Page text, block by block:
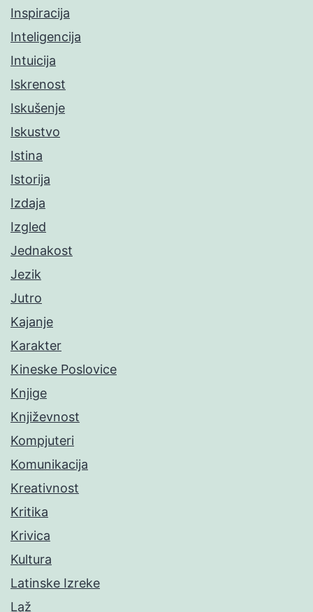
Inspiracija
Inteligencija
Intuicija
Iskrenost
Iskušenje
Iskustvo
Istina
Istorija
Izdaja
Izgled
Jednakost
Jezik
Jutro
Kajanje
Karakter
Kineske Poslovice
Knjige
Književnost
Kompjuteri
Komunikacija
Kreativnost
Kritika
Krivica
Kultura
Latinske Izreke
Laž